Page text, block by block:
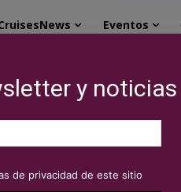
Eventos
y noticias
de privacidad de este sitio